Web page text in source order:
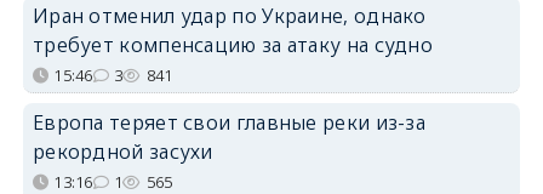
Иран отменил удар по Украине, однако
требует компенсацию за атаку на судно
15:46 3 841
Европа теряет свои главные реки из-за
рекордной засухи
13:16 1 565